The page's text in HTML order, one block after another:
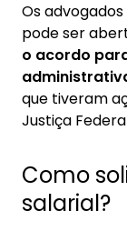
Os
pode ser
o acordo
que tiveram
Justiça
Como
salarial?